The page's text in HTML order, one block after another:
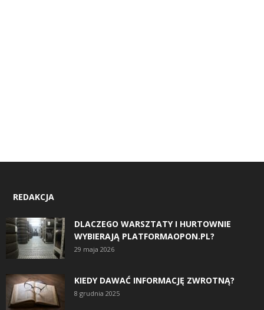
REDAKCJA
DLACZEGO WARSZTATY I HURTOWNIE
WYBIERAJĄ PLATFORMAOPON.PL?
29 maja 2026
KIEDY DAWAĆ INFORMACJĘ ZWROTNĄ?
8 grudnia 2025